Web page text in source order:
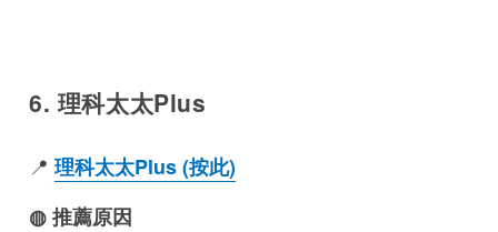
6. 理科太太Plus
📍 理科太太Plus (按此)
◍ 推薦原因